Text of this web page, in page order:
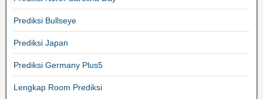
Prediksi Bullseye
Prediksi Japan
Prediksi Germany Plus5
Lengkap Room Prediksi